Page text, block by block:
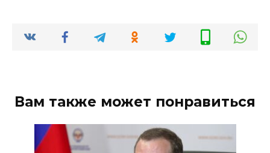
Вам также может понравиться